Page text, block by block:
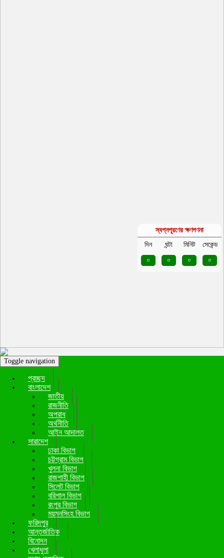
Toggle navigation
প্রচ্ছদ
বাংলাদেশ
জাতীয়
রাজনীতি
অপরাধ
অর্থনীতি
আইন আদালত
সারাদেশ
ঢাকা বিভাগ
চট্টগ্রাম বিভাগ
খুলনা বিভাগ
রাজশাহী বিভাগ
সিলেট বিভাগ
বরিশাল বিভাগ
রংপুর বিভাগ
ময়মনসিংহ বিভাগ
ফরিদপুর
আন্তর্জাতিক
বিনোদন
খেলাধুলা
স্বপ্নপূরণের ক্ষণগণনা
দিন
ঘন্টা মিনিট
সেকেন্ড
০
০ ০ ০